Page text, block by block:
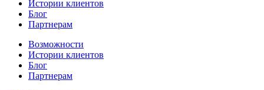
Истории клиентов
Блог
Партнерам
Возможности
Истории клиентов
Блог
Партнерам